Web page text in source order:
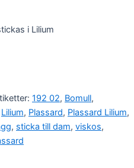
i Lilium
192 02, Bomull,
Lilium, Plassard, Plassard Lilium,
, sticka till dam, viskos,